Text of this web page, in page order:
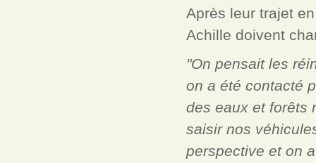
Après leur trajet
Achille doivent
"On pensait les
on a été contacté
des eaux et forêts
saisir nos
perspective et on